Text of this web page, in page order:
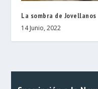
La sombra de Jovellanos
14 Junio, 2022